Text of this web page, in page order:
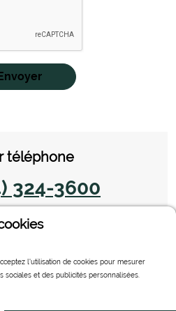
téléphone
324-3600
- CS 21531 - 31015 TOULOUSE – France
l'utilisation de cookies pour mesurer
sociales et des publicités personnalisées.